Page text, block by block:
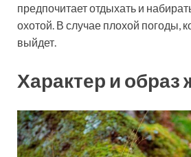
предпочитает отдыхать и
охотой. В случае плохой погоды,
выйдет.
Характер и образ